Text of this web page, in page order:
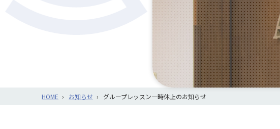
HOME お知らせ グループレッスン一時休止のお知らせ